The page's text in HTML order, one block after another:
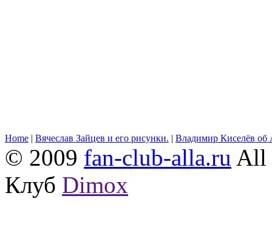
Home | Вячеслав Зайцев и его рисунки. | Владимир Киселёв об
© 2009 fan-club-alla.ru All
Клуб Dimox